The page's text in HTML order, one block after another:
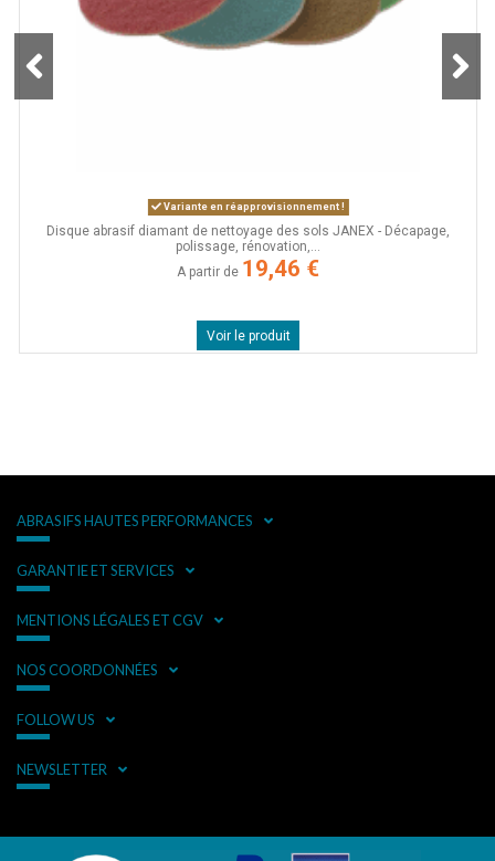
Variante en réapprovisionnement !
Disque abrasif diamant de nettoyage des sols JANEX - Décapage,
polissage, rénovation,...
A partir de 19,46 €
Voir le produit
ABRASIFS HAUTES PERFORMANCES
GARANTIE ET SERVICES
MENTIONS LÉGALES ET CGV
NOS COORDONNÉES
FOLLOW US
NEWSLETTER